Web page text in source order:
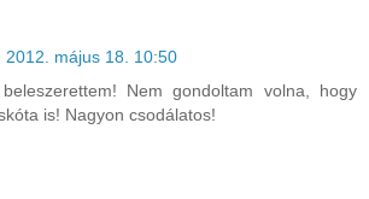
2012. május 18. 10:50
Nem gondoltam volna, hogy
is! Nagyon csodálatos!